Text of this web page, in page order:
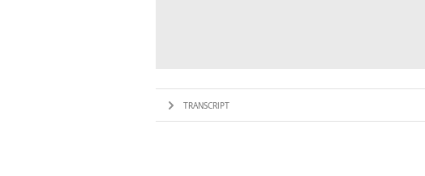
TRANSCRIPT